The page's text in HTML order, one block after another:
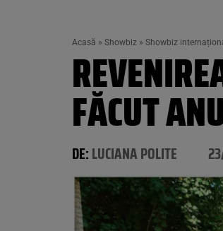
Acasă » Showbiz » Showbiz
FĂCUT
DE:LUCIANA POLITE